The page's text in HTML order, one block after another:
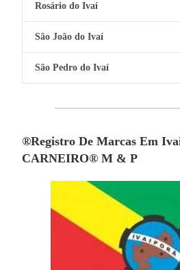
Rosário do Ivaí
São João do Ivaí
São Pedro do Ivaí
®Registro De Marcas Em
CARNEIRO® M & P